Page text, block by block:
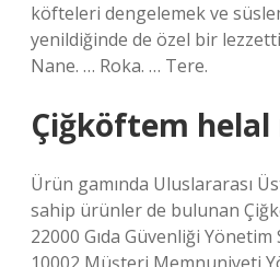
köfteleri dengelemek ve
yenildiğinde de özel bir
Nane. … Roka. … Tere.
Çiğköftem helal
Ürün gamında Uluslararası
sahip ürünler de bulunan
22000 Gıda Güvenliği